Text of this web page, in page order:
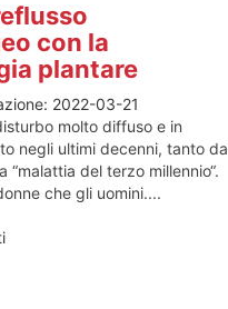
con la
plantare
2022-03-21
molto diffuso e in
negli ultimi decenni, tanto da
“malattia del terzo millennio“.
che gli uomini....